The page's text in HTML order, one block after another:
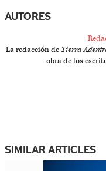
AUTORES
La redacción de Tierra
obra de los
SIMILAR ARTICLES